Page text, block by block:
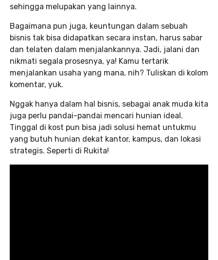
sehingga melupakan yang lainnya.
Bagaimana pun juga, keuntungan dalam sebuah
bisnis tak bisa didapatkan secara instan, harus sabar
dan telaten dalam menjalankannya. Jadi, jalani dan
nikmati segala prosesnya, ya! Kamu tertarik
menjalankan usaha yang mana, nih? Tuliskan di kolom
komentar, yuk.
Nggak hanya dalam hal bisnis, sebagai anak muda kita
juga perlu pandai-pandai mencari hunian ideal.
Tinggal di kost pun bisa jadi solusi hemat untukmu
yang butuh hunian dekat kantor, kampus, dan lokasi
strategis. Seperti di Rukita!